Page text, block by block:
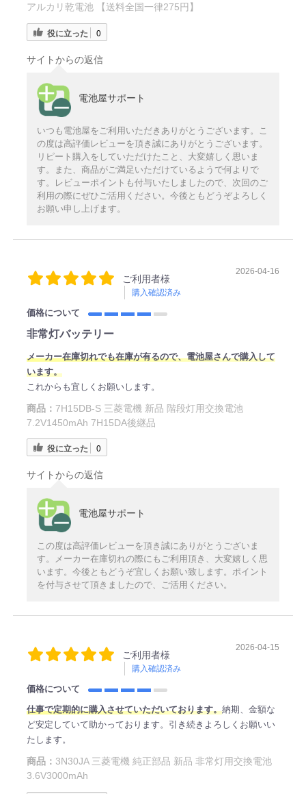
アルカリ乾電池 【送料全国一律275円】
役に立った 0
サイトからの返信
電池屋サポート
いつも電池屋をご利用いただきありがとうございます。こ
の度は高評価レビューを頂き誠にありがとうございます。
リピート購入をしていただけたこと、大変嬉しく思いま
す。また、商品がご満足いただけているようで何よりで
す。レビューポイントも付与いたしましたので、次回のご
利用の際にぜひご活用ください。今後ともどうぞよろしく
お願い申し上げます。
ご利用者様
購入確認済み
2026-04-16
価格について
非常灯バッテリー
メーカー在庫切れでも在庫が有るので、電池屋さんで購入して
います。
これからも宜しくお願いします。
商品： 7H15DB-S 三菱電機 新品 階段灯用交換電池
7.2V1450mAh 7H15DA後継品
役に立った 0
サイトからの返信
電池屋サポート
この度は高評価レビューを頂き誠にありがとうございま
す。メーカー在庫切れの際にもご利用頂き、大変嬉しく思
います。今後ともどうぞ宜しくお願い致します。ポイント
を付与させて頂きましたので、ご活用ください。
ご利用者様
購入確認済み
2026-04-15
価格について
仕事で定期的に購入させていただいております。納期、金額な
ど安定していて助かっております。引き続きよろしくお願いい
たします。
商品： 3N30JA 三菱電機 純正部品 新品 非常灯用交換電池
3.6V3000mAh